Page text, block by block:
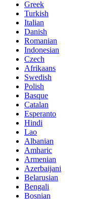
Greek
Turkish
Italian
Danish
Romanian
Indonesian
Czech
Afrikaans
Swedish
Polish
Basque
Catalan
Esperanto
Hindi
Lao
Albanian
Amharic
Armenian
Azerbaijani
Belarusian
Bengali
Bosnian